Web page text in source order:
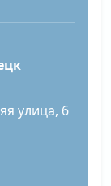
улица, 6